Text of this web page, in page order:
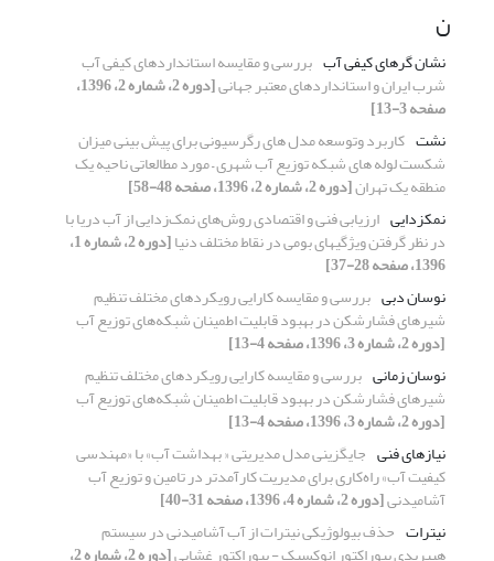
ن
نشان گرهای کیفی آب بررسی و مقایسه استانداردهای کیفی آب
شرب ایران و استانداردهای معتبر جهانی [دوره 2، شماره 2، 1396،
صفحه 3-13]
نشت کاربرد وتوسعه مدل های رگرسیونی برای پیش بینی میزان
شکست لوله های شبکه توزیع آب شهری – مورد مطالعاتی ناحیه یک
منطقه یک تهران[دوره 2، شماره 2، 1396، صفحه 48-58]
نمکزدایی ارزیابی فنی و اقتصادی روش‌های نمک‌زدایی از آب دریا با
در نظر گرفتن ویژگیهای بومی در نقاط مختلف دنیا [دوره 2، شماره 1،
1396، صفحه 28-37]
نوسان دبی بررسی و مقایسه کارایی رویکردهای مختلف تنظیم
شیرهای فشارشکن در بهبود قابلیت اطمینان شبکه‌های توزیع آب
[دوره 2، شماره 3، 1396، صفحه 4-13]
نوسان زمانی بررسی و مقایسه کارایی رویکردهای مختلف تنظیم
شیرهای فشارشکن در بهبود قابلیت اطمینان شبکه‌های توزیع آب
[دوره 2، شماره 3، 1396، صفحه 4-13]
نیازهای فنی جایگزینی مدل مدیریتی « بهداشت آب» با «مهندسی
کیفیت آب» راه‌کاری برای مدیریت کارآمدتر در تامین و توزیع آب
آشامیدنی[دوره 2، شماره 4، 1396، صفحه 31-40]
نیترات حذف بیولوژیکی نیترات از آب آشامیدنی در سیستم
هیبریدی بیوراکتور انوکسیک - بیوراکتور غشایی [دوره 2، شماره 2،